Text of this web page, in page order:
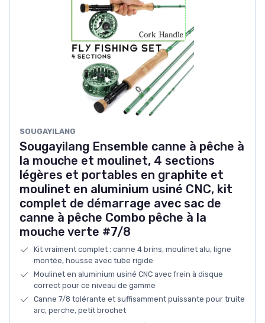
SOUGAYILANG
Sougayilang Ensemble canne à pêche à
la mouche et moulinet, 4 sections
légères et portables en graphite et
moulinet en aluminium usiné CNC, kit
complet de démarrage avec sac de
canne à pêche Combo pêche à la
mouche verte #7/8
Kit vraiment complet : canne 4 brins, moulinet alu, ligne
montée, housse avec tube rigide
Moulinet en aluminium usiné CNC avec frein à disque
correct pour ce niveau de gamme
Canne 7/8 tolérante et suffisamment puissante pour truite
arc, perche, petit brochet